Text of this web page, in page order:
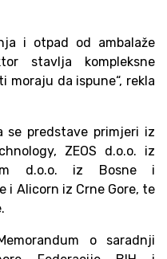
i otpad od ambalaže
stavlja kompleksne
da ispune“, rekla
se predstave primjeri iz
ZEOS d.o.o. iz
d.o.o. iz Bosne i
i Alicorn iz Crne Gore, te
o saradnji